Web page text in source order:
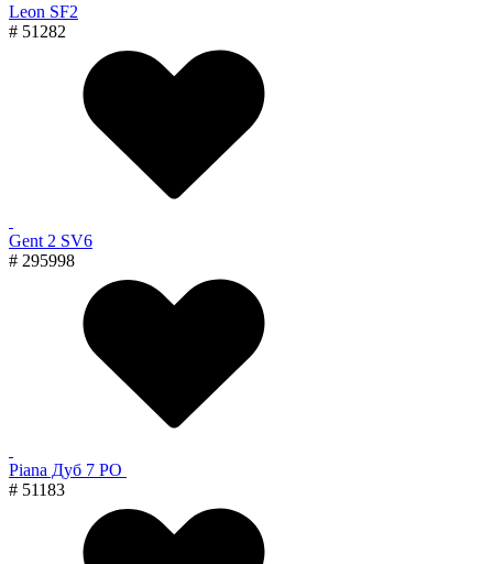
Leon SF2
# 51282
Gent 2 SV6
# 295998
Piana Дуб 7 PO
# 51183